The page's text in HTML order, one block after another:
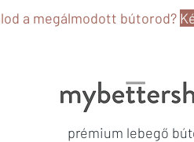
a megálmodott bútorod?
prémium lebegő